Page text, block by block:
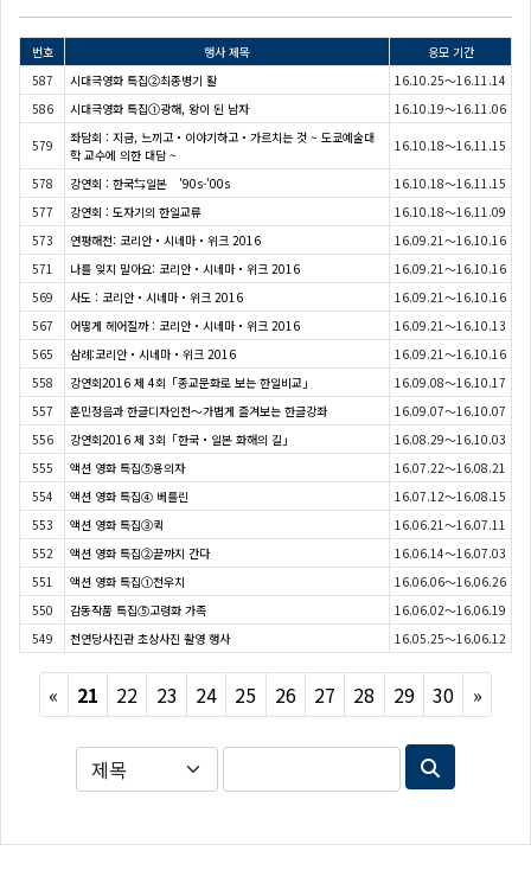
번호 행사 제목
응모 기간
587
시대극영화 특집②최종병기 활
16.10.25～16.11.14
586
시대극영화 특집①광해, 왕이 된 남자 16.10.19～16.11.06
579
좌담회 : 지금, 느끼고・이야기하고・가르치는 것 ~ 도쿄예술대
학 교수에 의한 대담 ~
16.10.18～16.11.15
578 강연회 : 한국⇆일본 '90s-'00s
16.10.18～16.11.15
577
강연회 : 도자기의 한일교류
16.10.18～16.11.09
573
연평해전: 코리안・시네마・위크 2016
16.09.21～16.10.16
571
나를 잊지 말아요: 코리안・시네마・위크 2016
16.09.21～16.10.16
569
사도 : 코리안・시네마・위크 2016
16.09.21～16.10.16
567
어떻게 헤어질까 : 코리안・시네마・위크 2016
16.09.21～16.10.13
565
삼례:코리안・시네마・위크 2016
16.09.21～16.10.16
558
강연회2016 제 4회「종교문화로 보는 한일비교」
16.09.08～16.10.17
557
훈민정음과 한글디자인전～가볍게 즐겨보는 한글강좌
16.09.07～16.10.07
556
강연회2016 제 3회「한국・일본 화해의 길」
16.08.29～16.10.03
555
액션 영화 특집⑤용의자
16.07.22～16.08.21
554
액션 영화 특집④ 베를린
16.07.12～16.08.15
553
액션 영화 특집③퀵
16.06.21～16.07.11
552
액션 영화 특집②끝까지 간다
16.06.14～16.07.03
551
액션 영화 특집①전우치
16.06.06～16.06.26
550
감동작품 특집⑤고령화 가족
16.06.02～16.06.19
549
천연당사진관 초상사진 촬영 행사 16.05.25～16.06.12
« Previous
21 22 23 24 25 26 27 28 29 30 »Next